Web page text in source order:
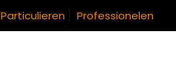
Particulieren Professionelen